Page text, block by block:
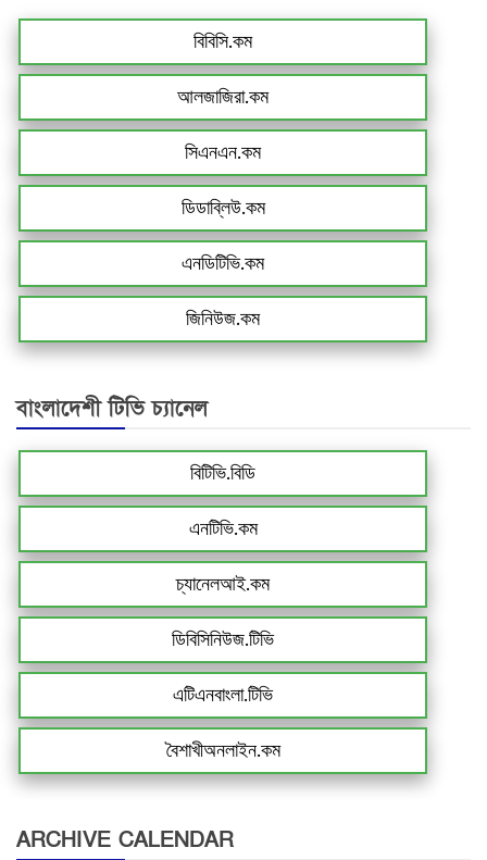
বিবিসি.কম
আলজাজিরা.কম
সিএনএন.কম
ডিডাব্লিউ.কম
এনডিটিভি.কম
জিনিউজ.কম
বাংলাদেশী টিভি চ্যানেল
বিটিভি.বিডি
এনটিভি.কম
চ্যানেলআই.কম
ডিবিসিনিউজ.টিভি
এটিএনবাংলা.টিভি
বৈশাখীঅনলাইন.কম
ARCHIVE CALENDAR